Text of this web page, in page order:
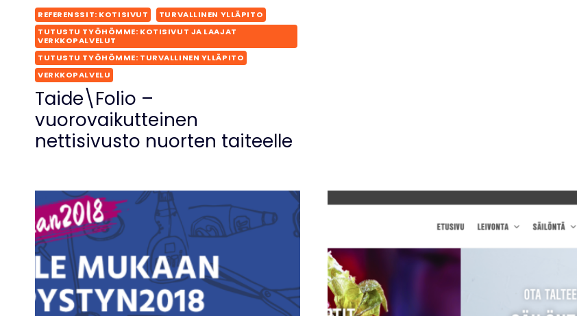
REFERENSSIT: KOTISIVUT
TURVALLINEN YLLÄPITO
TUTUSTU TYÖHÖMME: KOTISIVUT JA LAAJAT
VERKKOPALVELUT
TUTUSTU TYÖHÖMME: TURVALLINEN YLLÄPITO
VERKKOPALVELU
Taide\Folio –
vuorovaikutteinen
nettisivusto nuorten taiteelle